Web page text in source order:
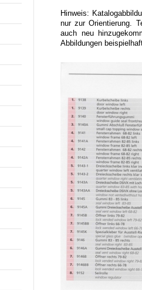
Hinweis:
nur zur Orientierung.
auch neu
Abbildungen